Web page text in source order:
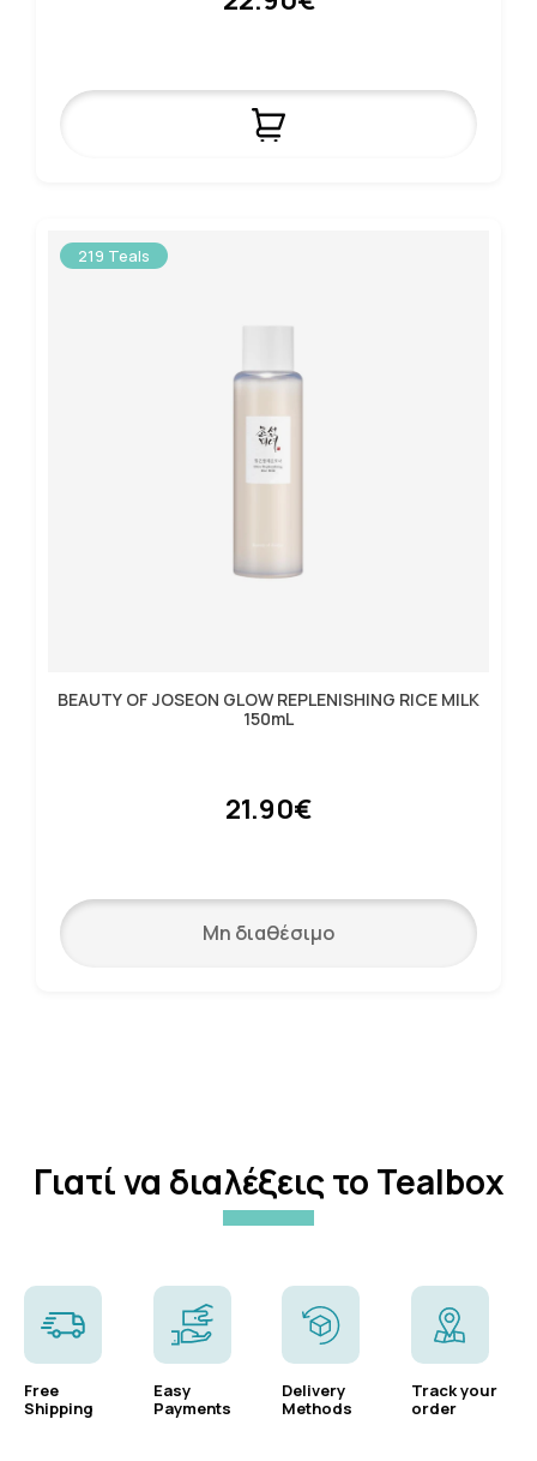
219 Teals
BEAUTY OF JOSEON GLOW REPLENISHING RICE MILK
150mL
21.90€
Μη διαθέσιμο
Γιατί να διαλέξεις το Tealbox
Free
Shipping
Easy
Payments
Delivery
Methods
Track your
order